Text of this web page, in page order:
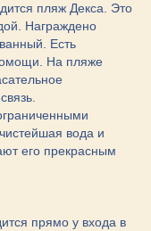
пляж Декса. Это
Награждено
Есть
На пляже
вода и
его прекрасным
прямо у входа в